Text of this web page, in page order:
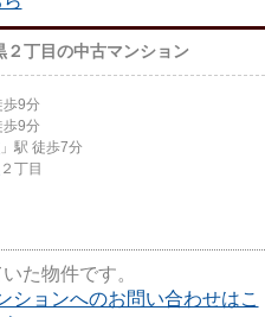
２丁目の中古マンション
歩9分
歩9分
」駅 徒歩7分
２丁目
た物件です。
ションへのお問い合わせはこ